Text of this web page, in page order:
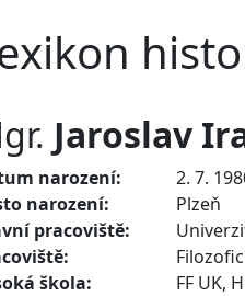
Jaroslav
narození:
2. 7.
narození:
Plzeň
pracoviště:
škola:
FF UK,